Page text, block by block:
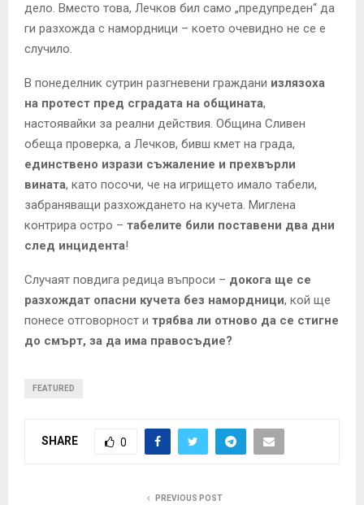
дело. Вместо това, Лечков бил само „предупреден“ да
ги разхожда с намордници – което очевидно не се е
случило.
В понеделник сутрин разгневени граждани излязоха
на протест пред сградата на общината,
настоявайки за реални действия. Община Сливен
обеща проверка, а Лечков, бивш кмет на града,
единствено изрази съжаление и прехвърли
вината, като посочи, че на игрището имало табели,
забраняващи разхождането на кучета. Миглена
контрира остро – табелите били поставени два дни
след инцидента!
Случаят повдига редица въпроси – докога ще се
разхождат опасни кучета без намордници, кой ще
понесе отговорност и трябва ли отново да се стигне
до смърт, за да има правосъдие?
FEATURED
SHARE 0
PREVIOUS POST